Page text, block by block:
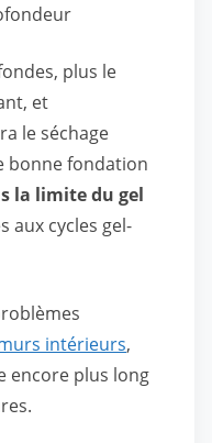
plus le
et
le séchage
bonne fondation
la limite du gel
aux cycles gel-
intérieurs,
encore plus long